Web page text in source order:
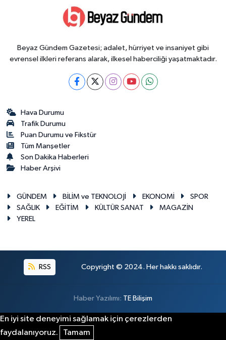
Beyaz Gündem Gazetesi; adalet, hürriyet ve insaniyet gibi
evrensel ilkleri referans alarak, ilkesel haberciliği yaşatmaktadır.
Hava Durumu
Trafik Durumu
Puan Durumu ve Fikstür
Tüm Manşetler
Son Dakika Haberleri
Haber Arşivi
GÜNDEM BİLİM ve TEKNOLOJİ EKONOMİ
SPOR
SAĞLIK
EĞİTİM KÜLTÜR SANAT
MAGAZİN
YEREL
RSS Copyright © 2024. Her hakkı saklıdır.
Haber Yazılımı: TE Bilişim
En iyi site deneyimi sağlamak için çerezlerden
faydalanıyoruz.
Tamam